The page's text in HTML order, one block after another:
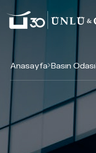
Anasayfa Basın Odası